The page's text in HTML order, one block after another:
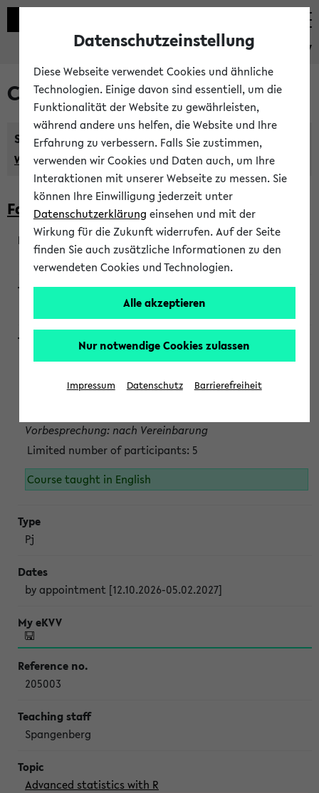
eKVV
Courses taught in English
Semester:
WiSe 2026/2027 SoSe 2026 Previous...
Faculty of Biology
200923
Wendisch, Peters-Wendisch, Stegelmann
Projektmodul "Bakterielle Biotechnologie"
Persönliche Anmeldung beim Veranstalter ist unbedingt
Vorbesprechung: nach Vereinbarung
Limited number of participants: 5
Course taught in English
Pj
by appointment [12.10.2026-05.02.2027]
205003
Spangenberg
Advanced statistics with R
Datenschutzeinstellung
Diese Webseite verwendet Cookies und ähnliche
Technologien. Einige davon sind essentiell, um die
Funktionalität der Website zu gewährleisten,
während andere uns helfen, die Website und Ihre
Erfahrung zu verbessern. Falls Sie zustimmen,
verwenden wir Cookies und Daten auch, um Ihre
Interaktionen mit unserer Webseite zu messen. Sie
können Ihre Einwilligung jederzeit unter
Datenschutzerklärung einsehen und mit der
Wirkung für die Zukunft widerrufen. Auf der Seite
finden Sie auch zusätzliche Informationen zu den
verwendeten Cookies und Technologien.
Alle akzeptieren
Nur notwendige Cookies zulassen
Impressum Datenschutz Barrierefreiheit